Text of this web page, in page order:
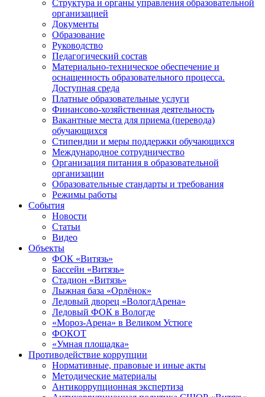
Структура и органы управления образовательной
организацией
Документы
Образование
Руководство
Педагогический состав
Материально-техническое обеспечение и
оснащенность образовательного процесса.
Доступная среда
Платные образовательные услуги
Финансово-хозяйственная деятельность
Вакантные места для приема (перевода)
обучающихся
Стипендии и меры поддержки обучающихся
Международное сотрудничество
Организация питания в образовательной
организации
Образовательные стандарты и требования
Режимы работы
События
Новости
Статьи
Видео
Объекты
ФОК «Витязь»
Бассейн «Витязь»
Стадион «Витязь»
Лыжная база «Орлёнок»
Ледовый дворец «ВологдАрена»
Ледовый ФОК в Вологде
«Мороз-Арена» в Великом Устюге
ФОКОТ
«Умная площадка»
Противодействие коррупции
Нормативные, правовые и иные акты
Методические материалы
Антикоррупционная экспертиза